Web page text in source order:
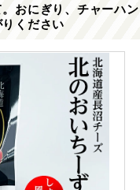
おにぎり、チャーハ
ください